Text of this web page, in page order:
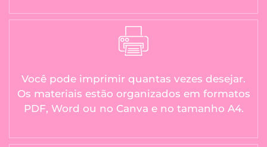
Você pode imprimir quantas vezes desejar.
Os materiais estão organizados em formatos
PDF, Word ou no Canva e no tamanho A4.